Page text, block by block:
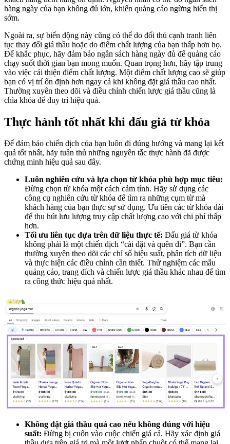
hàng ngày của bạn không đủ lớn, khiến quảng cáo ngừng hiển thị
sớm.
Ngoài ra, sự biến động này cũng có thể do đối thủ cạnh tranh liên
tục thay đổi giá thầu hoặc do điểm chất lượng của bạn thấp hơn họ.
Để khắc phục, hãy đảm bảo ngân sách hàng ngày đủ để quảng cáo
chạy suốt thời gian bạn mong muốn. Quan trọng hơn, hãy tập trung
vào việc cải thiện điểm chất lượng. Một điểm chất lượng cao sẽ giúp
bạn có vị trí ổn định hơn ngay cả khi không đặt giá thầu cao nhất.
Thường xuyên theo dõi và điều chỉnh chiến lược giá thầu cũng là
chìa khóa để duy trì hiệu quả.
Thực hành tốt nhất khi đấu giá từ khóa
Để đảm bảo chiến dịch của bạn luôn đi đúng hướng và mang lại kết
quả tốt nhất, hãy tuân thủ những nguyên tắc thực hành đã được
chứng minh hiệu quả sau đây.
Luôn nghiên cứu và lựa chọn từ khóa phù hợp mục tiêu:
Đừng chọn từ khóa một cách cảm tính. Hãy sử dụng các
công cụ nghiên cứu từ khóa để tìm ra những cụm từ mà
khách hàng của bạn thực sự sử dụng. Ưu tiên các từ khóa dài
để thu hút lưu lượng truy cập chất lượng cao với chi phí thấp
hơn.
Tối ưu liên tục dựa trên dữ liệu thực tế: Đấu giá từ khóa
không phải là một chiến dịch “cài đặt và quên đi”. Bạn cần
thường xuyên theo dõi các chỉ số hiệu suất, phân tích dữ liệu
và thực hiện các điều chỉnh cần thiết. Thử nghiệm các mẫu
quảng cáo, trang đích và chiến lược giá thầu khác nhau để tìm
ra công thức hiệu quả nhất.
Không đặt giá thầu quá cao nếu không đúng với hiệu
suất: Đừng bị cuốn vào cuộc chiến giá cả. Hãy xác định giá